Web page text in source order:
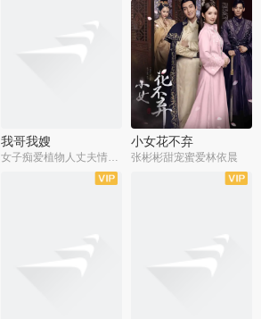
我哥我嫂
女子痴爱植物人丈夫情定一生
小女花不弃
张彬彬甜宠蜜爱林依晨